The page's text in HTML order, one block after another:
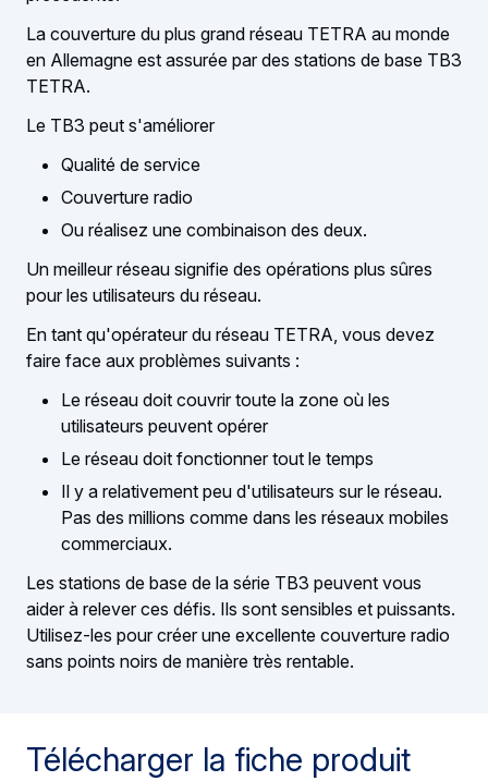
La couverture du plus grand réseau TETRA au monde
en Allemagne est assurée par des stations de base TB3
TETRA.
Le TB3 peut s'améliorer
Qualité de service
Couverture radio
Ou réalisez une combinaison des deux.
Un meilleur réseau signifie des opérations plus sûres
pour les utilisateurs du réseau.
En tant qu'opérateur du réseau TETRA, vous devez
faire face aux problèmes suivants :
Le réseau doit couvrir toute la zone où les
utilisateurs peuvent opérer
Le réseau doit fonctionner tout le temps
Il y a relativement peu d'utilisateurs sur le réseau.
Pas des millions comme dans les réseaux mobiles
commerciaux.
Les stations de base de la série TB3 peuvent vous
aider à relever ces défis. Ils sont sensibles et puissants.
Utilisez-les pour créer une excellente couverture radio
sans points noirs de manière très rentable.
Télécharger la fiche produit